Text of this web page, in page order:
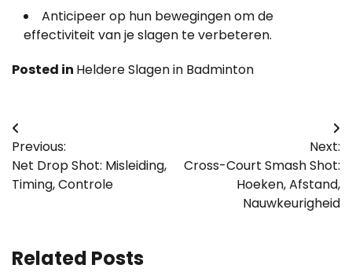
Anticipeer op hun bewegingen om de
effectiviteit van je slagen te verbeteren.
Posted in Heldere Slagen in Badminton
Post
navigation
Previous:
Net Drop Shot: Misleiding,
Timing, Controle
Next:
Cross-Court Smash Shot:
Hoeken, Afstand,
Nauwkeurigheid
Related Posts